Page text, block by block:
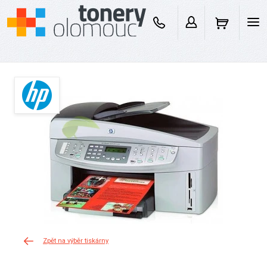
Zpět na výběr tiskárny